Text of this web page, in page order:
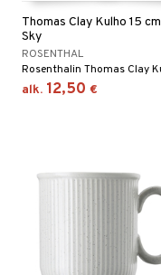
Thomas Clay Kulho 15 cm
Sky
ROSENTHAL
alk. 12,50 €